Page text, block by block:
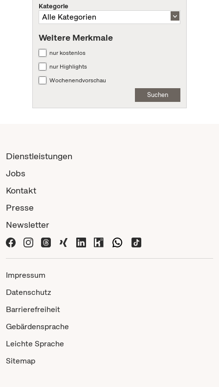
Kategorie
Weitere Merkmale
nur kostenlos
nur Highlights
Wochenendvorschau
Suchen
Dienstleistungen
Jobs
Kontakt
Presse
Newsletter
Impressum
Datenschutz
Barrierefreiheit
Gebärdensprache
Leichte Sprache
Sitemap